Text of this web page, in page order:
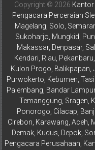
Purwodadi,
Wonogiri,
Pacitan,
Palembang,
Bandar
Lampung,
Badung,
Gianyar,
Mataram,
Lombok,
Temanggung,
Sragen,
Copyright © 2026 Kantor
Pengacara Perceraian
Magelang, Solo,
Sukoharjo, Mungkid,
Makassar, Denpasar,
Kendari, Riau,
Kulon Progo, Balikpapan,
Purwokerto, Kebumen,
Palembang, Bandar
Temanggung, Sragen,
Ponorogo, Cilacap,
Cirebon, Karawang, Aceh,
Demak, Kudus, Depok,
Pengacara Perusahaan,